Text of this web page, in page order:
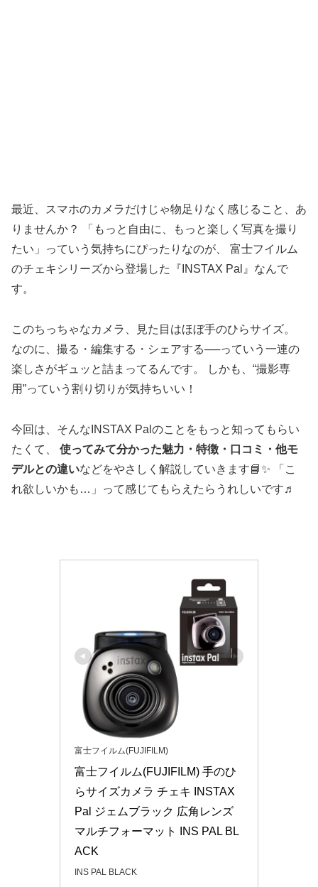
最近、スマホのカメラだけじゃ物足りなく感じること、あ
りませんか？ 「もっと自由に、もっと楽しく写真を撮り
たい」っていう気持ちにぴったりなのが、 富士フイルム
のチェキシリーズから登場した『INSTAX Pal』なんで
す。
このちっちゃなカメラ、見た目はほぼ手のひらサイズ。
なのに、撮る・編集する・シェアする──っていう一連の
楽しさがギュッと詰まってるんです。 しかも、“撮影専
用”っていう割り切りが気持ちいい！
今回は、そんなINSTAX Palのことをもっと知ってもらい
たくて、 使ってみて分かった魅力・特徴・口コミ・他モ
デルとの違いなどをやさしく解説していきます📘✨ 「こ
れ欲しいかも…」って感じてもらえたらうれしいです♬
富士フイルム(FUJIFILM)
富士フイルム(FUJIFILM) 手のひ
らサイズカメラ チェキ INSTAX
Pal ジェムブラック 広角レンズ
マルチフォーマット INS PAL BL
ACK
INS PAL BLACK